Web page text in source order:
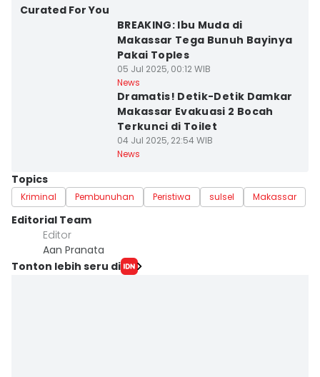
Curated For You
BREAKING: Ibu Muda di
Makassar Tega Bunuh Bayinya
Pakai Toples
05 Jul 2025, 00:12 WIB
News
Dramatis! Detik-Detik Damkar
Makassar Evakuasi 2 Bocah
Terkunci di Toilet
04 Jul 2025, 22:54 WIB
News
Topics
Kriminal Pembunuhan Peristiwa sulsel Makassar
Editorial Team
Editor
Aan Pranata
Tonton lebih seru di